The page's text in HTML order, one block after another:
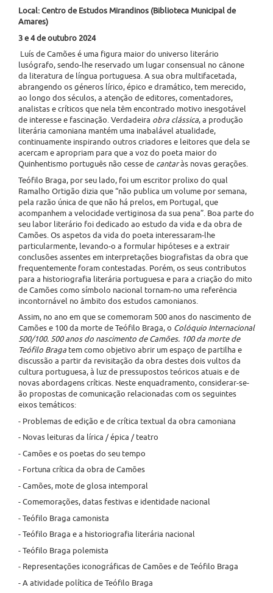
Local: Centro de Estudos Mirandinos (Biblioteca Municipal de
Amares)
3 e 4 de outubro 2024
Luís de Camões é uma figura maior do universo literário
lusógrafo, sendo-lhe reservado um lugar consensual no cânone
da literatura de língua portuguesa. A sua obra multifacetada,
abrangendo os géneros lírico, épico e dramático, tem merecido,
ao longo dos séculos, a atenção de editores, comentadores,
analistas e críticos que nela têm encontrado motivo inesgotável
de interesse e fascinação. Verdadeira obra clássica, a produção
literária camoniana mantém uma inabalável atualidade,
continuamente inspirando outros criadores e leitores que dela se
acercam e apropriam para que a voz do poeta maior do
Quinhentismo português não cesse de cantaràs novas gerações.
Teófilo Braga, por seu lado, foi um escritor prolixo do qual
Ramalho Ortigão dizia que “não publica um volume por semana,
pela razão única de que não há prelos, em Portugal, que
acompanhem a velocidade vertiginosa da sua pena”. Boa parte do
seu labor literário foi dedicado ao estudo da vida e da obra de
Camões. Os aspetos da vida do poeta interessaram-lhe
particularmente, levando-o a formular hipóteses e a extrair
conclusões assentes em interpretações biografistas da obra que
frequentemente foram contestadas. Porém, os seus contributos
para a historiografia literária portuguesa e para a criação do mito
de Camões como símbolo nacional tornam-no uma referência
incontornável no âmbito dos estudos camonianos.
Assim, no ano em que se comemoram 500 anos do nascimento de
Camões e 100 da morte de Teófilo Braga, o Colóquio Internacional
500/100. 500 anos do nascimento de Camões. 100 da morte de
Teófilo Braga tem como objetivo abrir um espaço de partilha e
discussão a partir da revisitação da obra destes dois vultos da
cultura portuguesa, à luz de pressupostos teóricos atuais e de
novas abordagens críticas. Neste enquadramento, considerar-se-
ão propostas de comunicação relacionadas com os seguintes
eixos temáticos:
- Problemas de edição e de crítica textual da obra camoniana
- Novas leituras da lírica / épica / teatro
- Camões e os poetas do seu tempo
- Fortuna crítica da obra de Camões
- Camões, mote de glosa intemporal
- Comemorações, datas festivas e identidade nacional
- Teófilo Braga camonista
- Teófilo Braga e a historiografia literária nacional
- Teófilo Braga polemista
- Representações iconográficas de Camões e de Teófilo Braga
- A atividade política de Teófilo Braga